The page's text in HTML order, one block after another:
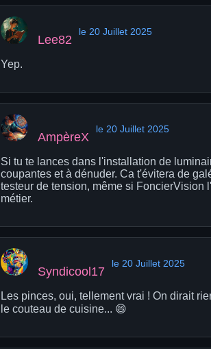
Lee82
le 20 Juillet 2025
Yep.
AmpèreX
le 20 Juillet 2025
Si tu te lances dans l'installation de
coupantes et à dénuder. Ca t'évitera de
testeur de tension, même si FoncierVision
métier.
Syndicool17
le 20 Juillet 2025
Les pinces, oui, tellement vrai ! On dirait
le couteau de cuisine... 😄